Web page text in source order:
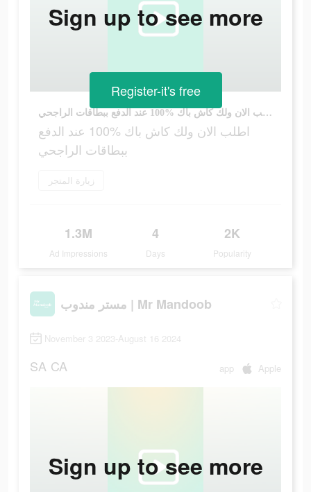
اطلب الان ولك كاش باك %100 عند الدفع ببطاقات الراجحي
اطلب الان ولك كاش باك %100 عند الدفع
ببطاقات الراجحي
زيارة المتجر
1.3M
Ad Impressions
4
Days
2K
Popularity
Sign up to see more
Register-it's free
مستر مندوب | Mr Mandoob
November 3 2023-August 16 2024
SA CA app Apple
Sign up to see more